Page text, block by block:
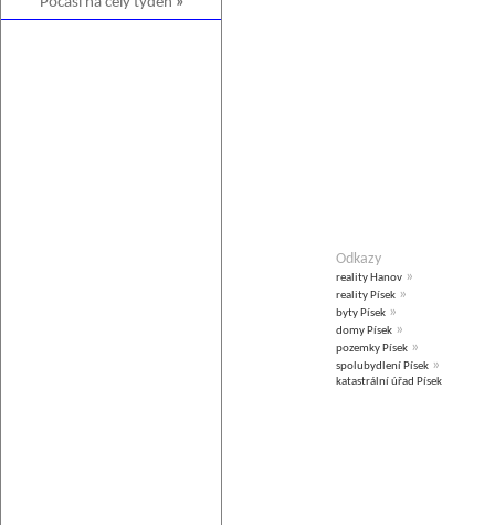
Odkazy
reality Hanov »
reality Písek »
byty Písek »
domy Písek »
pozemky Písek »
spolubydlení Písek »
katastrální úřad Písek